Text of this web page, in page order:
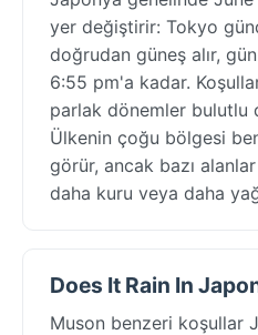
yer değiştirir: Tokyo
doğrudan güneş alır, gün
6:55 pm'a kadar.
parlak dönemler bulutlu
Ülkenin çoğu bölgesi
görür, ancak bazı
daha kuru veya daha
Does It Rain In
Muson benzeri koşullar